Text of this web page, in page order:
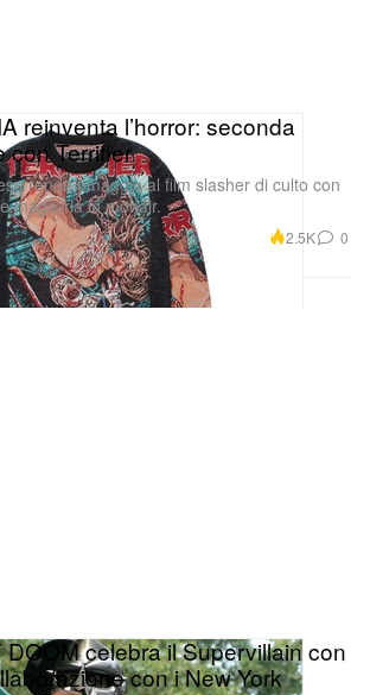
reinventa l’horror: seconda
con Terrifier
rende omaggio al film slasher di culto con
maglieria in mohair.
2.5K 0
DOOM celebra il Supervillain con
con i New York